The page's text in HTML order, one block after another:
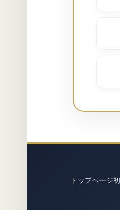
トップページ